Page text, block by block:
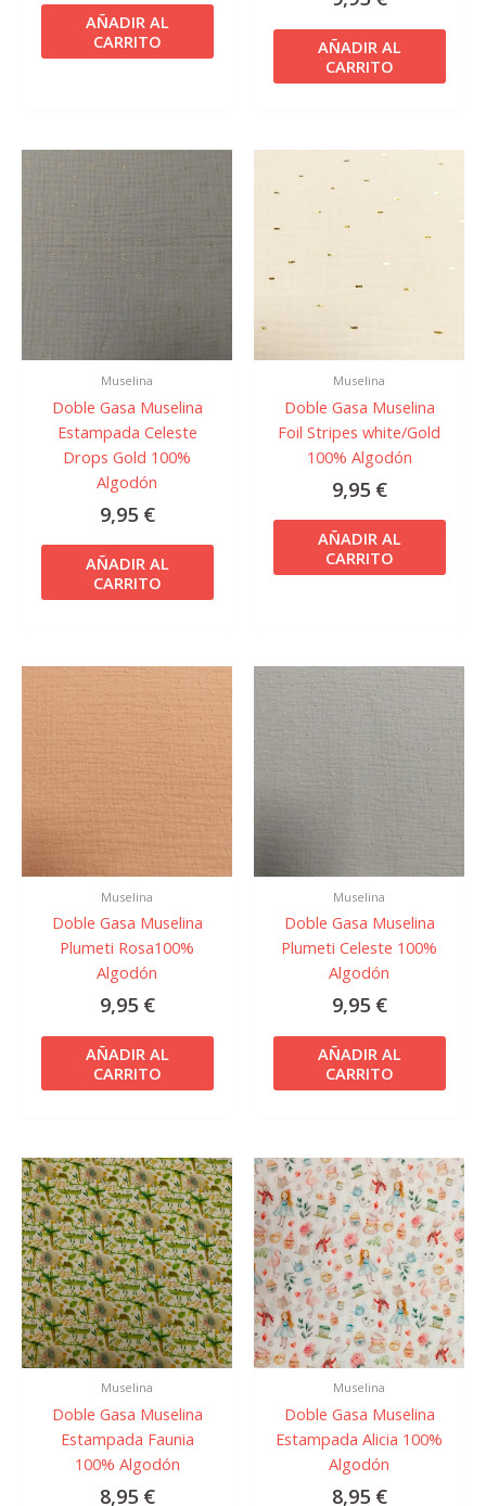
AÑADIR AL
CARRITO
AÑADIR AL
CARRITO
Muselina
Doble Gasa Muselina
Estampada Celeste
Drops Gold 100%
Algodón
9,95 €
AÑADIR AL
CARRITO
Muselina
Doble Gasa Muselina
Foil Stripes white/Gold
100% Algodón
9,95 €
AÑADIR AL
CARRITO
Muselina
Doble Gasa Muselina
Plumeti Rosa100%
Algodón
9,95 €
AÑADIR AL
CARRITO
Muselina
Doble Gasa Muselina
Plumeti Celeste 100%
Algodón
9,95 €
AÑADIR AL
CARRITO
Muselina
Doble Gasa Muselina
Estampada Faunia
100% Algodón
8,95 €
Muselina
Doble Gasa Muselina
Estampada Alicia 100%
Algodón
8,95 €